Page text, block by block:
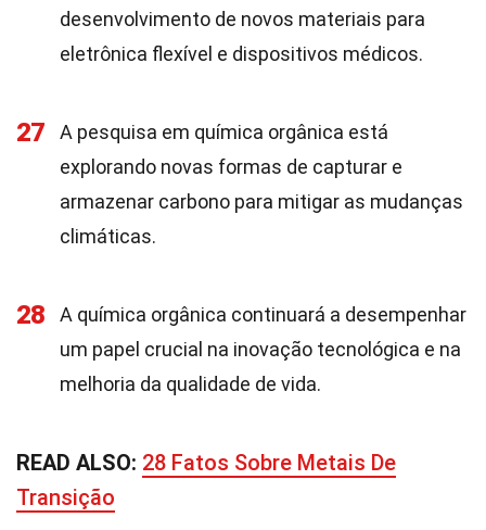
desenvolvimento de novos materiais para
eletrônica flexível e dispositivos médicos.
27
A pesquisa em química orgânica está
explorando novas formas de capturar e
armazenar carbono para mitigar as mudanças
climáticas.
28
A química orgânica continuará a desempenhar
um papel crucial na inovação tecnológica e na
melhoria da qualidade de vida.
READ ALSO: 28 Fatos Sobre Metais De
Transição